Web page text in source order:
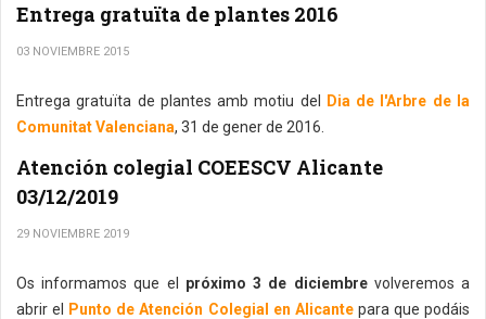
Entrega gratuïta de plantes 2016
03 NOVIEMBRE 2015
Entrega gratuïta de plantes amb motiu del
Dia de l'Arbre de la
Comunitat Valenciana, 31 de gener de 2016.
Atención colegial COEESCV Alicante
03/12/2019
29 NOVIEMBRE 2019
Os informamos que el próximo 3 de diciembre volveremos a
abrir el
Punto de Atención Colegial en Alicantepara que podáis